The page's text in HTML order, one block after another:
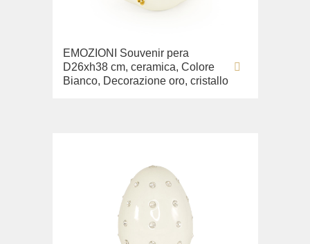
EMOZIONI Souvenir pera
D26xh38 cm, ceramica, Colore
Bianco, Decorazione oro, cristallo